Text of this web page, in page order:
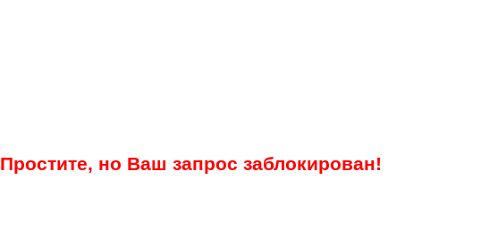
Простите, но Ваш запрос заблокирован!